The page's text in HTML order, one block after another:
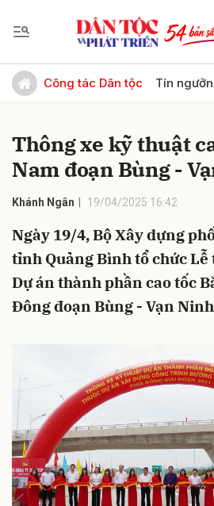
Công tác Dân tộc Tín
Thông xe kỹ thuật
Nam đoạn Bùng -
Khánh Ngân 19/04/2025 16:42
Ngày 19/4, Bộ Xây dựng
tỉnh Quảng Bình tổ chức
Dự án thành phần cao tốc
Đông đoạn Bùng - Vạn
Gửi bình luận